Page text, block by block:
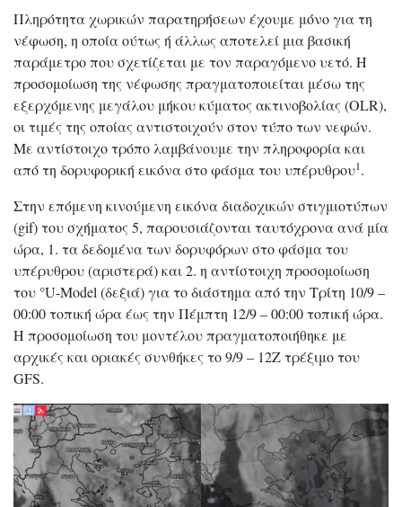
Πληρότητα χωρικών παρατηρήσεων έχουμε μόνο για τη
νέφωση, η οποία ούτως ή άλλως αποτελεί μια βασική
παράμετρο που σχετίζεται με τον παραγόμενο υετό. Η
προσομοίωση της νέφωσης πραγματοποιείται μέσω της
εξερχόμενης μεγάλου μήκου κύματος ακτινοβολίας (OLR),
οι τιμές της οποίας αντιστοιχούν στον τύπο των νεφών.
Με αντίστοιχο τρόπο λαμβάνουμε την πληροφορία και
από τη δορυφορική εικόνα στο φάσμα του υπέρυθρου1.
Στην επόμενη κινούμενη εικόνα διαδοχικών στιγμιοτύπων
(gif) του σχήματος 5, παρουσιάζονται ταυτόχρονα ανά μία
ώρα, 1. τα δεδομένα των δορυφόρων στο φάσμα του
υπέρυθρου (αριστερά) και 2. η αντίστοιχη προσομοίωση
του °U-Model (δεξιά) για το διάστημα από την Τρίτη 10/9 –
00:00 τοπική ώρα έως την Πέμπτη 12/9 – 00:00 τοπική ώρα.
Η προσομοίωση του μοντέλου πραγματοποιήθηκε με
αρχικές και οριακές συνθήκες το 9/9 – 12Z τρέξιμο του
GFS.